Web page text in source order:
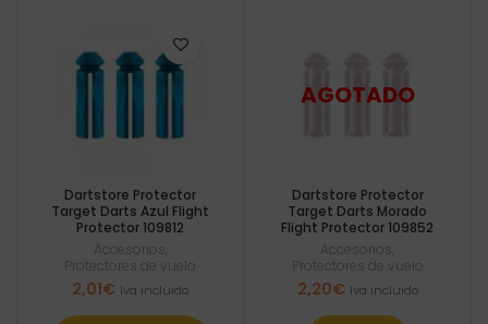
Dartstore Protector
Target Darts Azul Flight
Protector 109812
Accesorios
Protectores de vuelo
2,01€ Iva incluido
Dartstore Protector
Target Darts Morado
Flight Protector 109852
Accesorios
Protectores de vuelo
2,20€ Iva incluido